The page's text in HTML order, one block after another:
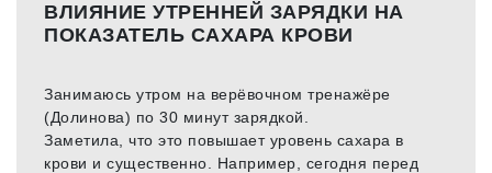
ВЛИЯНИЕ УТРЕННЕЙ ЗАРЯДКИ НА
ПОКАЗАТЕЛЬ САХАРА КРОВИ
Занимаюсь утром на верёвочном тренажёре
(Долинова) по 30 минут зарядкой.
Заметила, что это повышает уровень сахара в
крови и существенно. Например, сегодня перед